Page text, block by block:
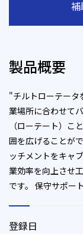
製品概要
"チルトローテータ
業場所に合わせて
（ローテート）こ
囲を広げることが
ッチメントをキャ
業効率を向上させ
です。 保守サポー
登録日